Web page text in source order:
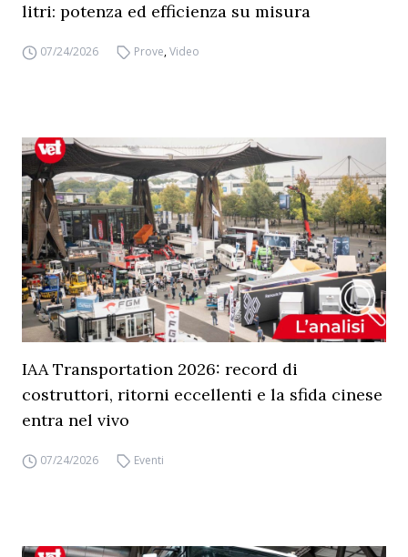
litri: potenza ed efficienza su misura
07/24/2026 Prove,Video
IAA Transportation 2026: record di
costruttori, ritorni eccellenti e la sfida cinese
entra nel vivo
07/24/2026 Eventi